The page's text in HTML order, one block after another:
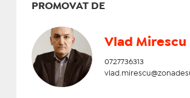
PROMOVAT DE
Vlad Mirescu
0727736313